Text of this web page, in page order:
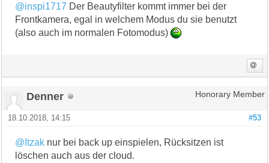
@inspi1717 Der Beautyfilter kommt immer bei der
Frontkamera, egal in welchem Modus du sie benutzt
(also auch im normalen Fotomodus)
Denner Honorary Member
#53
18.10.2018, 14:15
@Itzak nur bei back up einspielen, Rücksitzen ist
löschen auch aus der cloud.